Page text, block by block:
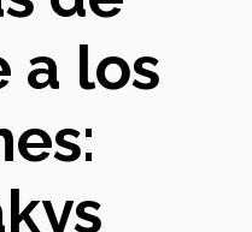
a los